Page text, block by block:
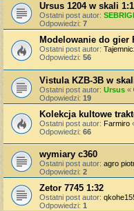
Ursus 1204 w skali
Ostatni post autor:
Odpowiedzi: 7
Modelowanie do gier
Ostatni post autor:
Odpowiedzi: 56
Vistula KZB-3B w
Ostatni post autor: Ursus «
Odpowiedzi: 19
Kolekcja kultowe
Ostatni post autor: Farmiro
Odpowiedzi: 66
wymiary c360
Ostatni post autor: agro
Odpowiedzi: 2
Zetor 7745 1:32
Ostatni post autor:
Odpowiedzi: 1